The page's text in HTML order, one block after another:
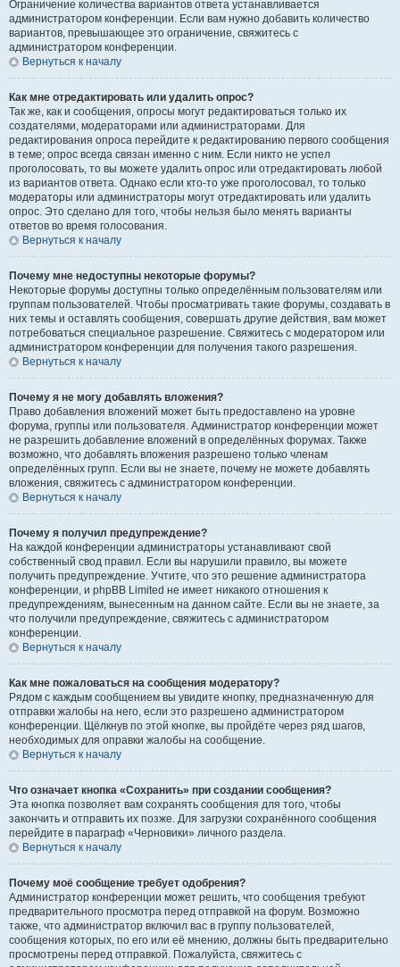
Ограничение количества вариантов ответа устанавливается
администратором конференции. Если вам нужно добавить количество
вариантов, превышающее это ограничение, свяжитесь с
администратором конференции.
Вернуться к началу
Как мне отредактировать или удалить опрос?
Так же, как и сообщения, опросы могут редактироваться только их
создателями, модераторами или администраторами. Для
редактирования опроса перейдите к редактированию первого сообщения
в теме; опрос всегда связан именно с ним. Если никто не успел
проголосовать, то вы можете удалить опрос или отредактировать любой
из вариантов ответа. Однако если кто-то уже проголосовал, то только
модераторы или администраторы могут отредактировать или удалить
опрос. Это сделано для того, чтобы нельзя было менять варианты
ответов во время голосования.
Вернуться к началу
Почему мне недоступны некоторые форумы?
Некоторые форумы доступны только определённым пользователям или
группам пользователей. Чтобы просматривать такие форумы, создавать в
них темы и оставлять сообщения, совершать другие действия, вам может
потребоваться специальное разрешение. Свяжитесь с модератором или
администратором конференции для получения такого разрешения.
Вернуться к началу
Почему я не могу добавлять вложения?
Право добавления вложений может быть предоставлено на уровне
форума, группы или пользователя. Администратор конференции может
не разрешить добавление вложений в определённых форумах. Также
возможно, что добавлять вложения разрешено только членам
определённых групп. Если вы не знаете, почему не можете добавлять
вложения, свяжитесь с администратором конференции.
Вернуться к началу
Почему я получил предупреждение?
На каждой конференции администраторы устанавливают свой
собственный свод правил. Если вы нарушили правило, вы можете
получить предупреждение. Учтите, что это решение администратора
конференции, и phpBB Limited не имеет никакого отношения к
предупреждениям, вынесенным на данном сайте. Если вы не знаете, за
что получили предупреждение, свяжитесь с администратором
конференции.
Вернуться к началу
Как мне пожаловаться на сообщения модератору?
Рядом с каждым сообщением вы увидите кнопку, предназначенную для
отправки жалобы на него, если это разрешено администратором
конференции. Щёлкнув по этой кнопке, вы пройдёте через ряд шагов,
необходимых для оправки жалобы на сообщение.
Вернуться к началу
Что означает кнопка «Сохранить» при создании сообщения?
Эта кнопка позволяет вам сохранять сообщения для того, чтобы
закончить и отправить их позже. Для загрузки сохранённого сообщения
перейдите в параграф «Черновики» личного раздела.
Вернуться к началу
Почему моё сообщение требует одобрения?
Администратор конференции может решить, что сообщения требуют
предварительного просмотра перед отправкой на форум. Возможно
также, что администратор включил вас в группу пользователей,
сообщения которых, по его или её мнению, должны быть предварительно
просмотрены перед отправкой. Пожалуйста, свяжитесь с